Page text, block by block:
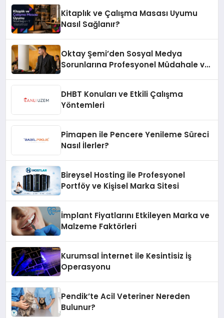
Kitaplık ve Çalışma Masası Uyumu
Nasıl Sağlanır?
Oktay Şemi’den Sosyal Medya
Sorunlarına Profesyonel Müdahale ve
DHBT Konuları ve Etkili Çalışma
Yöntemleri
Pimapen ile Pencere Yenileme Süreci
Nasıl İlerler?
Bireysel Hosting ile Profesyonel
Portföy ve Kişisel Marka Sitesi
İmplant Fiyatlarını Etkileyen Marka ve
Malzeme Faktörleri
Kurumsal İnternet ile Kesintisiz İş
Operasyonu
Pendik’te Acil Veteriner Nereden
Bulunur?